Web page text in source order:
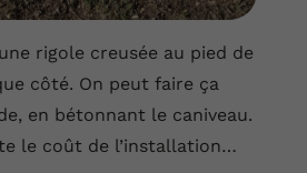
rigole creusée au pied de
côté. On peut faire ça
en bétonnant le caniveau.
le coût de l’installation…